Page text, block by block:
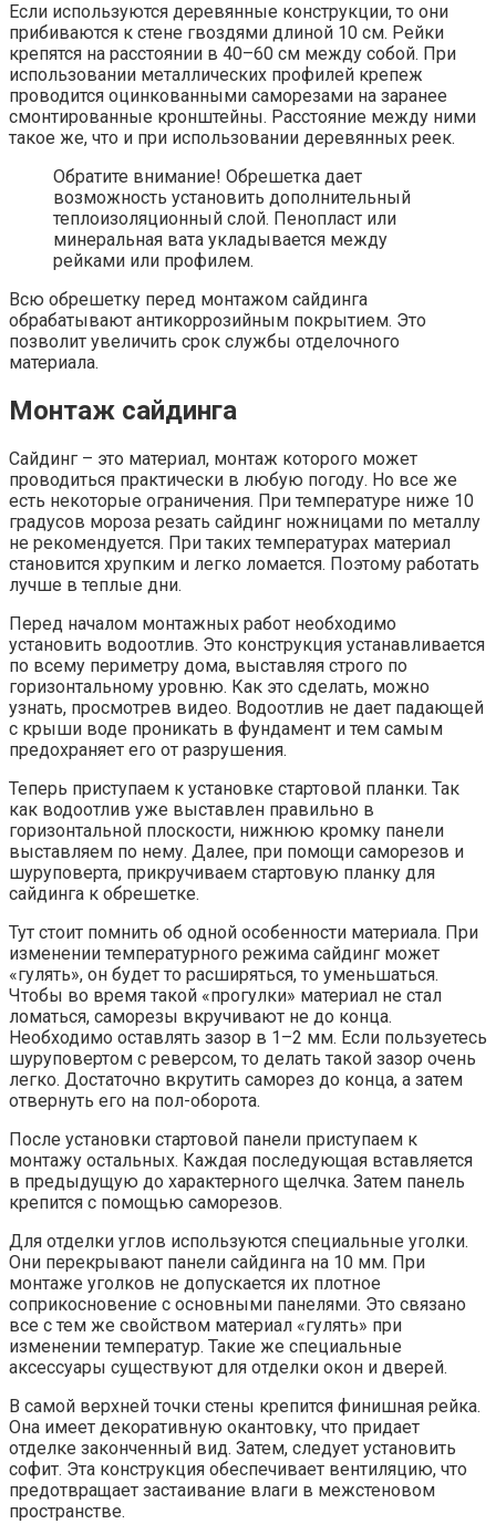
Если используются деревянные конструкции, то они
прибиваются к стене гвоздями длиной 10 см. Рейки
крепятся на расстоянии в 40–60 см между собой. При
использовании металлических профилей крепеж
проводится оцинкованными саморезами на заранее
смонтированные кронштейны. Расстояние между ними
такое же, что и при использовании деревянных реек.
Обратите внимание! Обрешетка дает
возможность установить дополнительный
теплоизоляционный слой. Пенопласт или
минеральная вата укладывается между
рейками или профилем.
Всю обрешетку перед монтажом сайдинга
обрабатывают антикоррозийным покрытием. Это
позволит увеличить срок службы отделочного
материала.
Монтаж сайдинга
Сайдинг – это материал, монтаж которого может
проводиться практически в любую погоду. Но все же
есть некоторые ограничения. При температуре ниже 10
градусов мороза резать сайдинг ножницами по металлу
не рекомендуется. При таких температурах материал
становится хрупким и легко ломается. Поэтому работать
лучше в теплые дни.
Перед началом монтажных работ необходимо
установить водоотлив. Это конструкция устанавливается
по всему периметру дома, выставляя строго по
горизонтальному уровню. Как это сделать, можно
узнать, просмотрев видео. Водоотлив не дает падающей
с крыши воде проникать в фундамент и тем самым
предохраняет его от разрушения.
Теперь приступаем к установке стартовой планки. Так
как водоотлив уже выставлен правильно в
горизонтальной плоскости, нижнюю кромку панели
выставляем по нему. Далее, при помощи саморезов и
шуруповерта, прикручиваем стартовую планку для
сайдинга к обрешетке.
Тут стоит помнить об одной особенности материала. При
изменении температурного режима сайдинг может
«гулять», он будет то расширяться, то уменьшаться.
Чтобы во время такой «прогулки» материал не стал
ломаться, саморезы вкручивают не до конца.
Необходимо оставлять зазор в 1–2 мм. Если пользуетесь
шуруповертом с реверсом, то делать такой зазор очень
легко. Достаточно вкрутить саморез до конца, а затем
отвернуть его на пол-оборота.
После установки стартовой панели приступаем к
монтажу остальных. Каждая последующая вставляется
в предыдущую до характерного щелчка. Затем панель
крепится с помощью саморезов.
Для отделки углов используются специальные уголки.
Они перекрывают панели сайдинга на 10 мм. При
монтаже уголков не допускается их плотное
соприкосновение с основными панелями. Это связано
все с тем же свойством материал «гулять» при
изменении температур. Такие же специальные
аксессуары существуют для отделки окон и дверей.
В самой верхней точки стены крепится финишная рейка.
Она имеет декоративную окантовку, что придает
отделке законченный вид. Затем, следует установить
софит. Эта конструкция обеспечивает вентиляцию, что
предотвращает застаивание влаги в межстеновом
пространстве.